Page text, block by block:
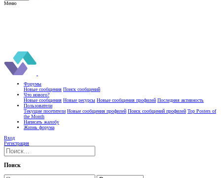
Меню
Форумы
Новые сообщения Поиск сообщений
Что нового?
Новые сообщения Новые ресурсы Новые сообщения профилей Последняя активность
Пользователи
Текущие посетители Новые сообщения профилей Поиск сообщений профилей Top Posters of
the Month
Написать жалобу
Жизнь форума
Вход
Регистрация
Поиск